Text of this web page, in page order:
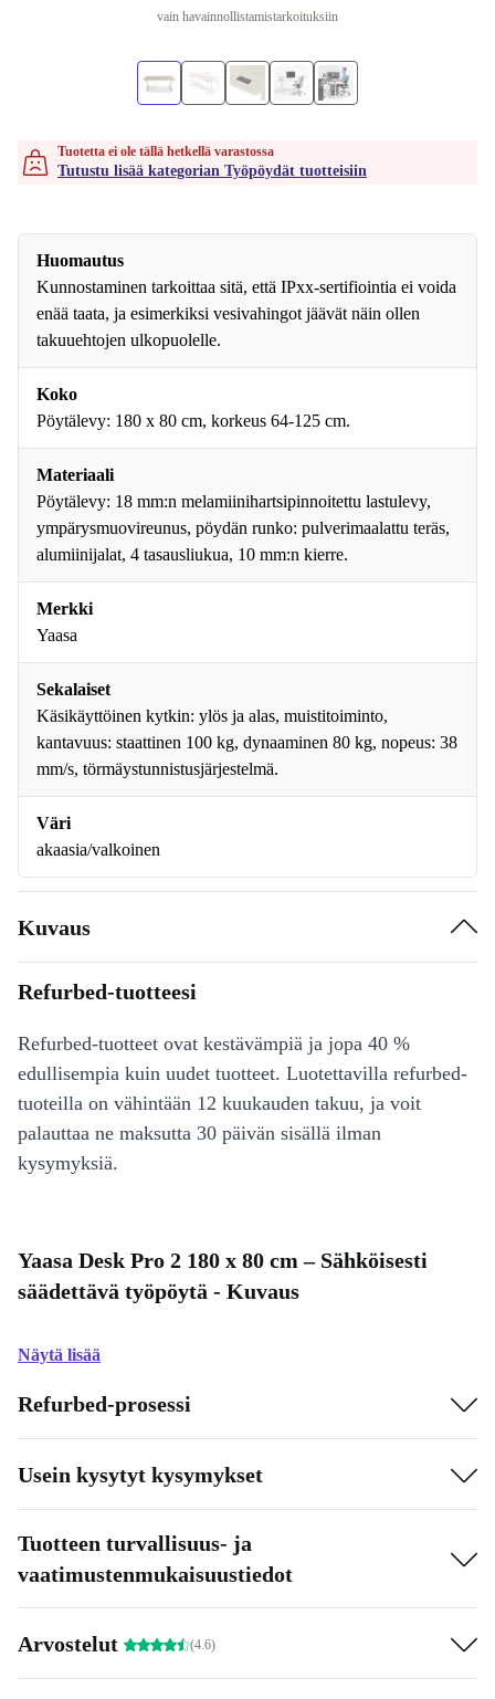
vain havainnollistamistarkoituksiin
Tuotetta ei ole tällä hetkellä varastossa
Tutustu lisää kategorian Työpöydät tuotteisiin
Huomautus
Kunnostaminen tarkoittaa sitä, että IPxx-sertifiointia ei voida
enää taata, ja esimerkiksi vesivahingot jäävät näin ollen
takuuehtojen ulkopuolelle.
Koko
Pöytälevy: 180 x 80 cm, korkeus 64-125 cm.
Materiaali
Pöytälevy: 18 mm:n melamiinihartsipinnoitettu lastulevy,
ympärysmuovireunus, pöydän runko: pulverimaalattu teräs,
alumiinijalat, 4 tasausliukua, 10 mm:n kierre.
Merkki
Yaasa
Sekalaiset
Käsikäyttöinen kytkin: ylös ja alas, muistitoiminto,
kantavuus: staattinen 100 kg, dynaaminen 80 kg, nopeus: 38
mm/s, törmäystunnistusjärjestelmä.
Väri
akaasia/valkoinen
Kuvaus
Refurbed-tuotteesi
Refurbed-tuotteet ovat kestävämpiä ja jopa 40 %
edullisempia kuin uudet tuotteet. Luotettavilla refurbed-
tuoteilla on vähintään 12 kuukauden takuu, ja voit
palauttaa ne maksutta 30 päivän sisällä ilman
kysymyksiä.
Yaasa Desk Pro 2 180 x 80 cm – Sähköisesti
säädettävä työpöytä - Kuvaus
Näytä lisää
Refurbed-prosessi
Usein kysytyt kysymykset
Tuotteen turvallisuus- ja
vaatimustenmukaisuustiedot
Arvostelut (4.6)